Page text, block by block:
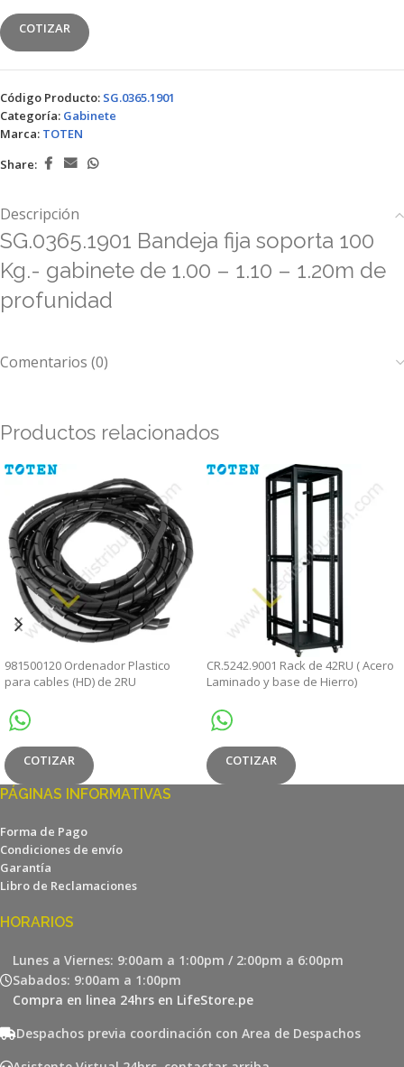
COTIZAR
Código Producto: SG.0365.1901
Categoría: Gabinete
Marca: TOTEN
Share:
Descripción
SG.0365.1901 Bandeja fija soporta 100
Kg.- gabinete de 1.00 – 1.10 – 1.20m de
profunidad
Comentarios (0)
Productos relacionados
981500120 Ordenador Plastico
para cables (HD) de 2RU
COTIZAR
CR.5242.9001 Rack de 42RU ( Acero
Laminado y base de Hierro)
COTIZAR
PÁGINAS INFORMATIVAS
Forma de Pago
Condiciones de envío
Garantía
Libro de Reclamaciones
HORARIOS
Lunes a Viernes: 9:00am a 1:00pm / 2:00pm a 6:00pm
Sabados: 9:00am a 1:00pm
Compra en linea 24hrs en LifeStore.pe
Despachos previa coordinación con Area de Despachos